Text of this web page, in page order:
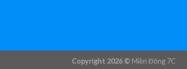
Copyright 2026 © Miền Đông 7C